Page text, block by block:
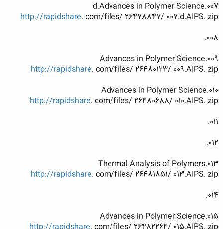
007.d.Advances in Polymer Science
http://rapidshare. com/files/ 26478847/ 007.d.AIPS. zip
008.
009.Advances in Polymer Science
http://rapidshare. com/files/ 26480123/ 009.AIPS. zip
010.Advances in Polymer Science
http://rapidshare. com/files/ 26480688/ 010.AIPS. zip
011.
012.
013.Thermal Analysis of Polymers
http://rapidshare. com/files/ 26481851/ 013.AIPS. zip
014.
015.Advances in Polymer Science